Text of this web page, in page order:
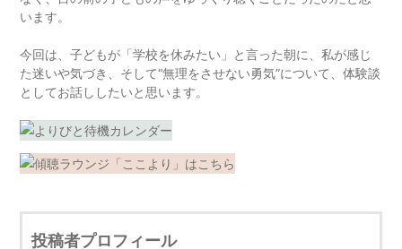
います。
今回は、子どもが「学校を休みたい」と言った朝に、私が感じ
た迷いや気づき、そして“無理をさせない勇気”について、体験談
としてお話ししたいと思います。
投稿者プロフィール